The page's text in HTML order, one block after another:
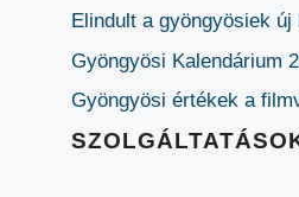
Elindult a gyöngyösiek új
Gyöngyösi Kalendárium
Gyöngyösi értékek a